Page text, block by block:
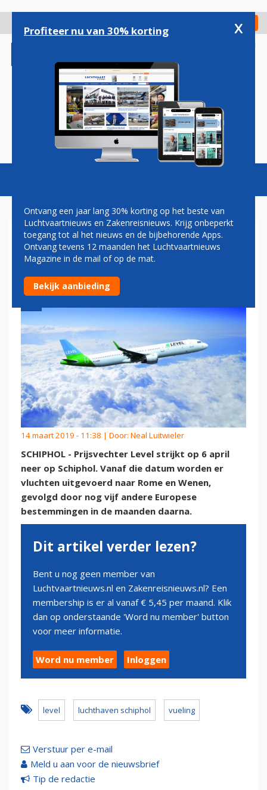
gaan
Check in
Magazine Podcasts Vacatures
LEVEL VANAF 6 APRIL OP
SCHIPHOL
14 maart 2019 - 11:38 | Door: Neal Luitwieler
SCHIPHOL - Prijsvechter Level strijkt op 6 april
neer op Schiphol. Vanaf die datum worden er
vluchten uitgevoerd naar Rome en Wenen,
gevolgd door nog vijf andere Europese
bestemmingen in de maanden daarna.
Dit artikel verder lezen?
Bent u nog geen member van
Luchtvaartnieuws.nl en Zakenreisnieuws.nl? Een
membership is er al vanaf € 5,45 per maand. Klik
dan op onderstaande 'Word nu member' button
voor meer informatie.
Word nu member Inloggen
level luchthaven schiphol vueling
Verstuur per e-mail
Meld u aan voor de nieuwsbrief
Tip de redactie
Profiteer nu van 30% korting x
Ontvang een jaar lang 30% korting op het beste van
Luchtvaartnieuws en Zakenreisnieuws. Krijg onbeperkt
toegang tot al het nieuws en de bijbehorende Apps.
Ontvang tevens 12 maanden het Luchtvaartnieuws
Magazine in de mail of op de mat.
Bekijk aanbieding